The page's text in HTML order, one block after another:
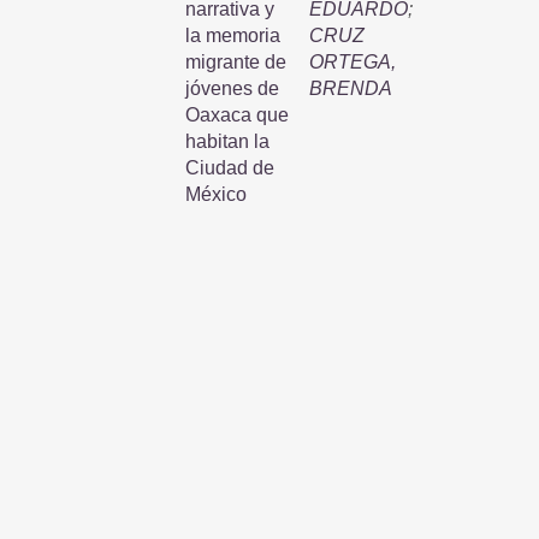
narrativa y
la memoria
migrante de
jóvenes de
Oaxaca que
habitan la
Ciudad de
México
EDUARDO;
CRUZ
ORTEGA,
BRENDA